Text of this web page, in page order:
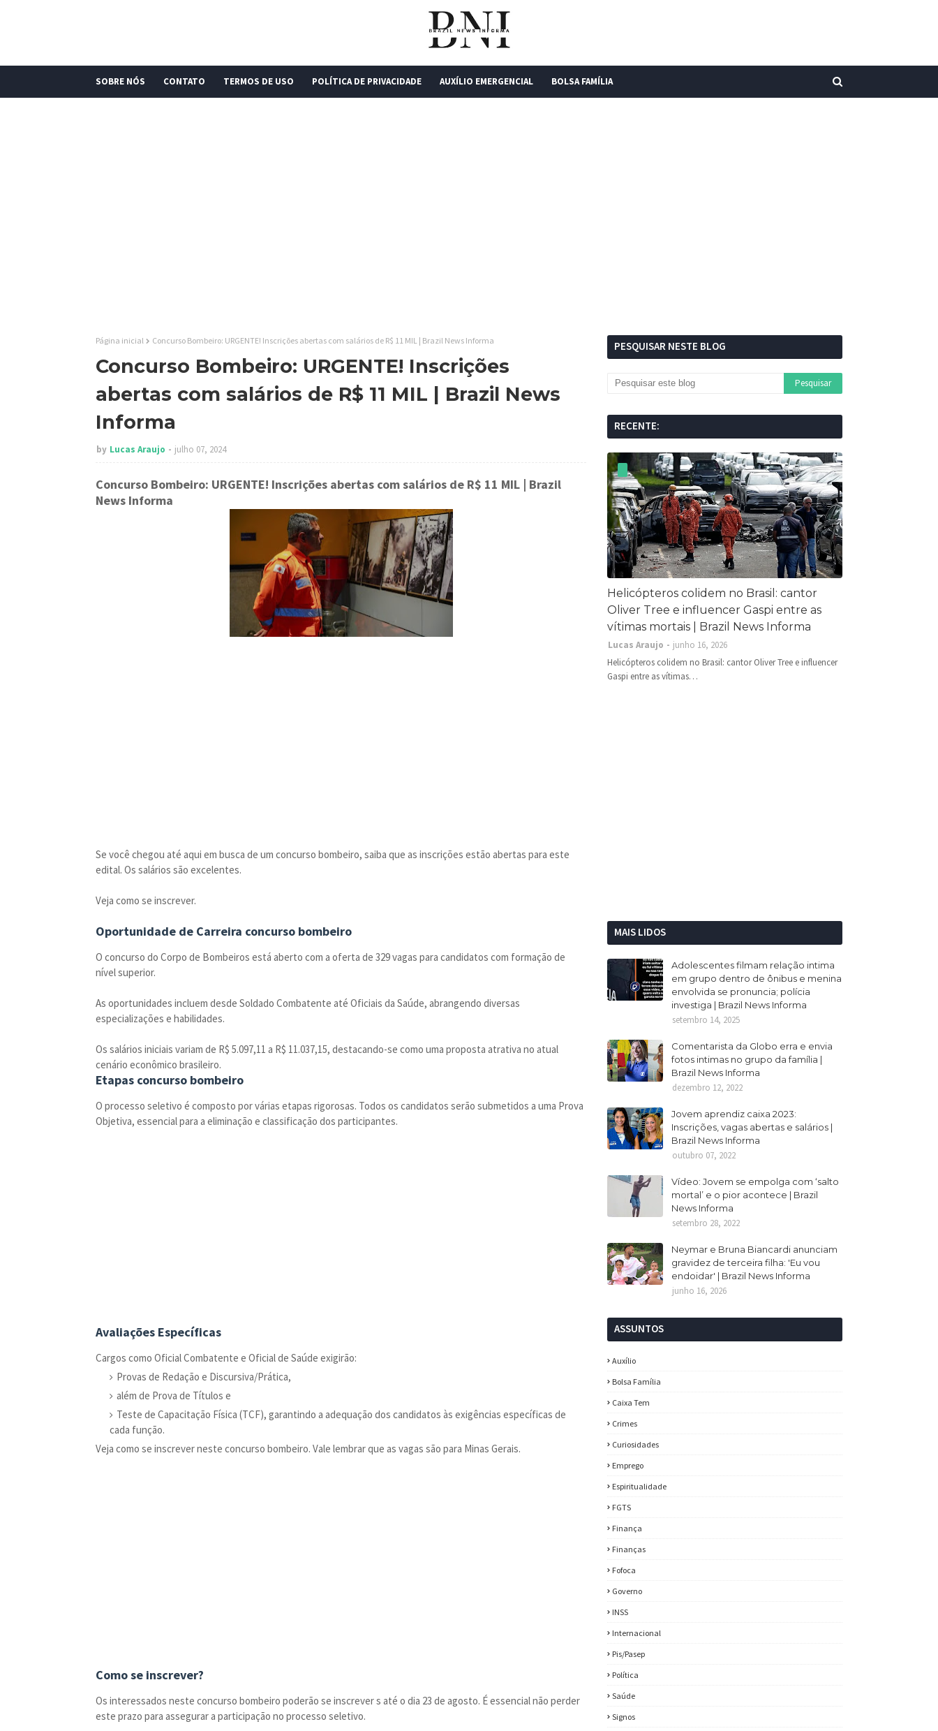
SOBRE NÓS CONTATO TERMOS DE USO POLÍTICA DE PRIVACIDADE AUXÍLIO EMERGENCIAL BOLSA FAMÍLIA
Página inicial Concurso Bombeiro: URGENTE! Inscrições abertas com salários de R$ 11 MIL | Brazil News Informa
Concurso Bombeiro: URGENTE! Inscrições
abertas com salários de R$ 11 MIL | Brazil News
Informa
by Lucas Araujo julho 07, 2024
Concurso Bombeiro: URGENTE! Inscrições abertas com salários de R$ 11 MIL | Brazil
News Informa
Se você chegou até aqui em busca de um concurso bombeiro, saiba que as inscrições estão abertas para este
edital. Os salários são excelentes.
Veja como se inscrever.
Oportunidade de Carreira concurso bombeiro
O concurso do Corpo de Bombeiros está aberto com a oferta de 329 vagas para candidatos com formação de
nível superior.
As oportunidades incluem desde Soldado Combatente até Oficiais da Saúde, abrangendo diversas
especializações e habilidades.
Os salários iniciais variam de R$ 5.097,11 a R$ 11.037,15, destacando-se como uma proposta atrativa no atual
cenário econômico brasileiro.
Etapas concurso bombeiro
O processo seletivo é composto por várias etapas rigorosas. Todos os candidatos serão submetidos a uma Prova
Objetiva, essencial para a eliminação e classificação dos participantes.
Avaliações Específicas
Cargos como Oficial Combatente e Oficial de Saúde exigirão:
Provas de Redação e Discursiva/Prática,
além de Prova de Títulos e
Teste de Capacitação Física (TCF), garantindo a adequação dos candidatos às exigências específicas de
cada função.
Veja como se inscrever neste concurso bombeiro. Vale lembrar que as vagas são para Minas Gerais.
Como se inscrever?
Os interessados neste concurso bombeiro poderão se inscrever s até o dia 23 de agosto. É essencial não perder
este prazo para assegurar a participação no processo seletivo.
PESQUISAR NESTE BLOG
RECENTE:
Helicópteros colidem no Brasil: cantor
Oliver Tree e influencer Gaspi entre as
vítimas mortais | Brazil News Informa
Lucas Araujo
junho 16, 2026
Helicópteros colidem no Brasil: cantor Oliver Tree e influencer
Gaspi entre as vítimas…
MAIS LIDOS
Adolescentes filmam relação intima
em grupo dentro de ônibus e menina
envolvida se pronuncia; polícia
investiga | Brazil News Informa
setembro 14, 2025
Comentarista da Globo erra e envia
fotos intimas no grupo da família |
Brazil News Informa
dezembro 12, 2022
Jovem aprendiz caixa 2023:
Inscrições, vagas abertas e salários |
Brazil News Informa
outubro 07, 2022
Vídeo: Jovem se empolga com ‘salto
mortal’ e o pior acontece | Brazil
News Informa
setembro 28, 2022
Neymar e Bruna Biancardi anunciam
gravidez de terceira filha: 'Eu vou
endoidar' | Brazil News Informa
junho 16, 2026
ASSUNTOS
Auxílio
Bolsa Família
Caixa Tem
Crimes
Curiosidades
Emprego
Espiritualidade
FGTS
Finança
Finanças
Fofoca
Governo
INSS
Internacional
Pis/Pasep
Política
Saúde
Signos